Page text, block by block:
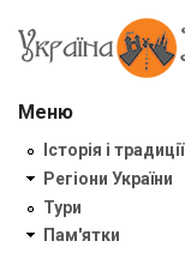
Меню
Історія і традиції
Регіони України
Тури
Пам'ятки